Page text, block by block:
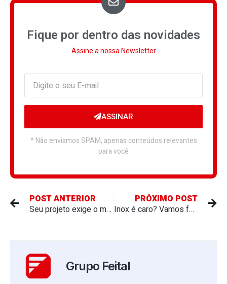
Fique por dentro das novidades
Assine a nossa Newsletter
ASSINAR
* Não enviamos SPAM, apenas conteúdos relevantes
para você
POST ANTERIOR
Seu projeto exige o melhor: conheça 5 benefícios do uso de chapas de inox
PRÓXIMO POST
Inox é caro? Vamos falar a verdade sobre custo e valor
Grupo Feital